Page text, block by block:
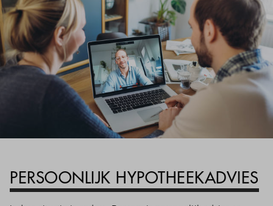
PERSOONLIJK HYPOTHEEKADVIES